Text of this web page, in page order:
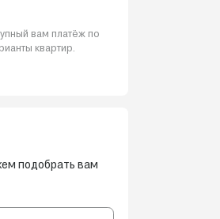
вам платёж по
квартир.
подобрать вам